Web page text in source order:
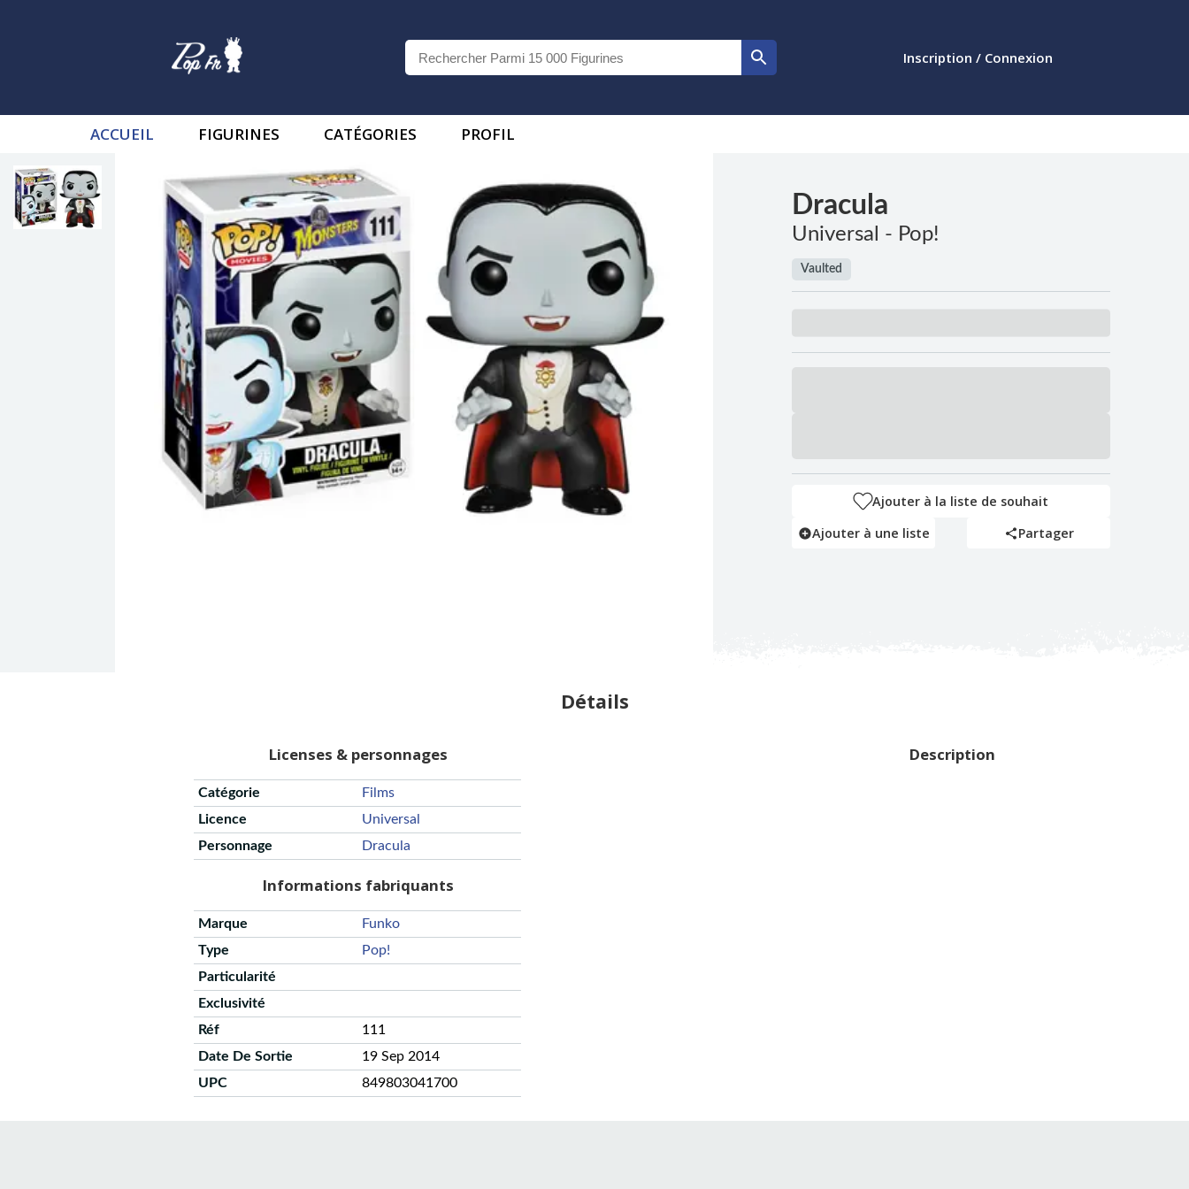
Inscription / Connexion
ACCUEIL FIGURINES CATÉGORIES PROFIL
Dracula
Universal - Pop!
Vaulted
Ajouter à la liste de souhait
Ajouter à une liste
Partager
Détails
Licenses & personnages
Catégorie
Films
Licence
Universal
Personnage
Dracula
Informations fabriquants
Marque
Funko
Type
Pop!
Particularité
Exclusivité
Réf
111
Date De Sortie
19 Sep 2014
UPC
849803041700
Description